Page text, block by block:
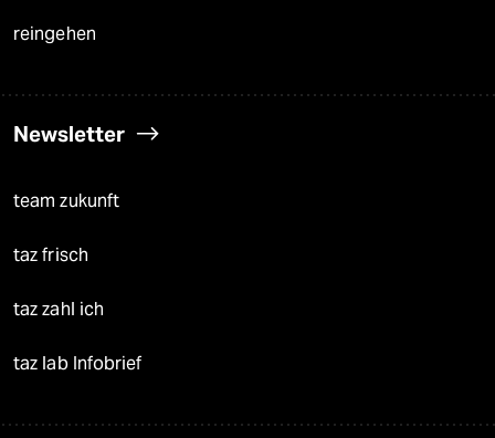
reingehen
Newsletter
team zukunft
taz frisch
taz zahl ich
taz lab Infobrief